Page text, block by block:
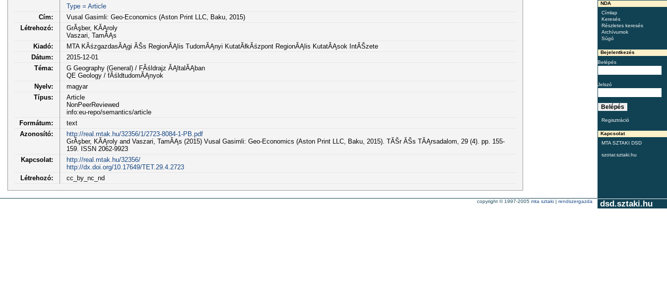
NDA
Címlap
Keresés
Részletes keresés
Archívumok
Súgó
Bejelentkezés
Belépés
Jelszó
Regisztráció
Kapcsolat
MTA SZTAKI DSD
szotar.sztaki.hu
Type = Article
Cím:
Vusal Gasimli: Geo-Economics (Aston Print LLC, Baku, 2015)
Létrehozó:
GrĂşber, KĂĄroly
Vaszari, TamĂĄs
Kiadó:
MTA KĂśzgazdasĂĄgi ĂŠs RegionĂĄlis TudomĂĄnyi KutatĂłkĂśzpont RegionĂĄlis KutatĂĄsok IntĂŠzete
Dátum:
2015-12-01
Téma:
G Geography (General) / FĂśldrajz ĂĄltalĂĄban
QE Geology / fĂśldtudomĂĄnyok
Nyelv:
magyar
Típus:
Article
NonPeerReviewed
info:eu-repo/semantics/article
Formátum:
text
Azonosító:
http://real.mtak.hu/32356/1/2723-8084-1-PB.pdf
GrĂşber, KĂĄroly and Vaszari, TamĂĄs (2015) Vusal Gasimli: Geo-Economics (Aston Print LLC, Baku, 2015). TĂŠr ĂŠs TĂĄrsadalom, 29 (4). pp. 155-
159. ISSN 2062-9923
Kapcsolat:
http://real.mtak.hu/32356/
http://dx.doi.org/10.17649/TET.29.4.2723
Létrehozó:
cc_by_nc_nd
dsd.sztaki.hu
copyright © 1997-2005 mta sztaki | rendszergazda